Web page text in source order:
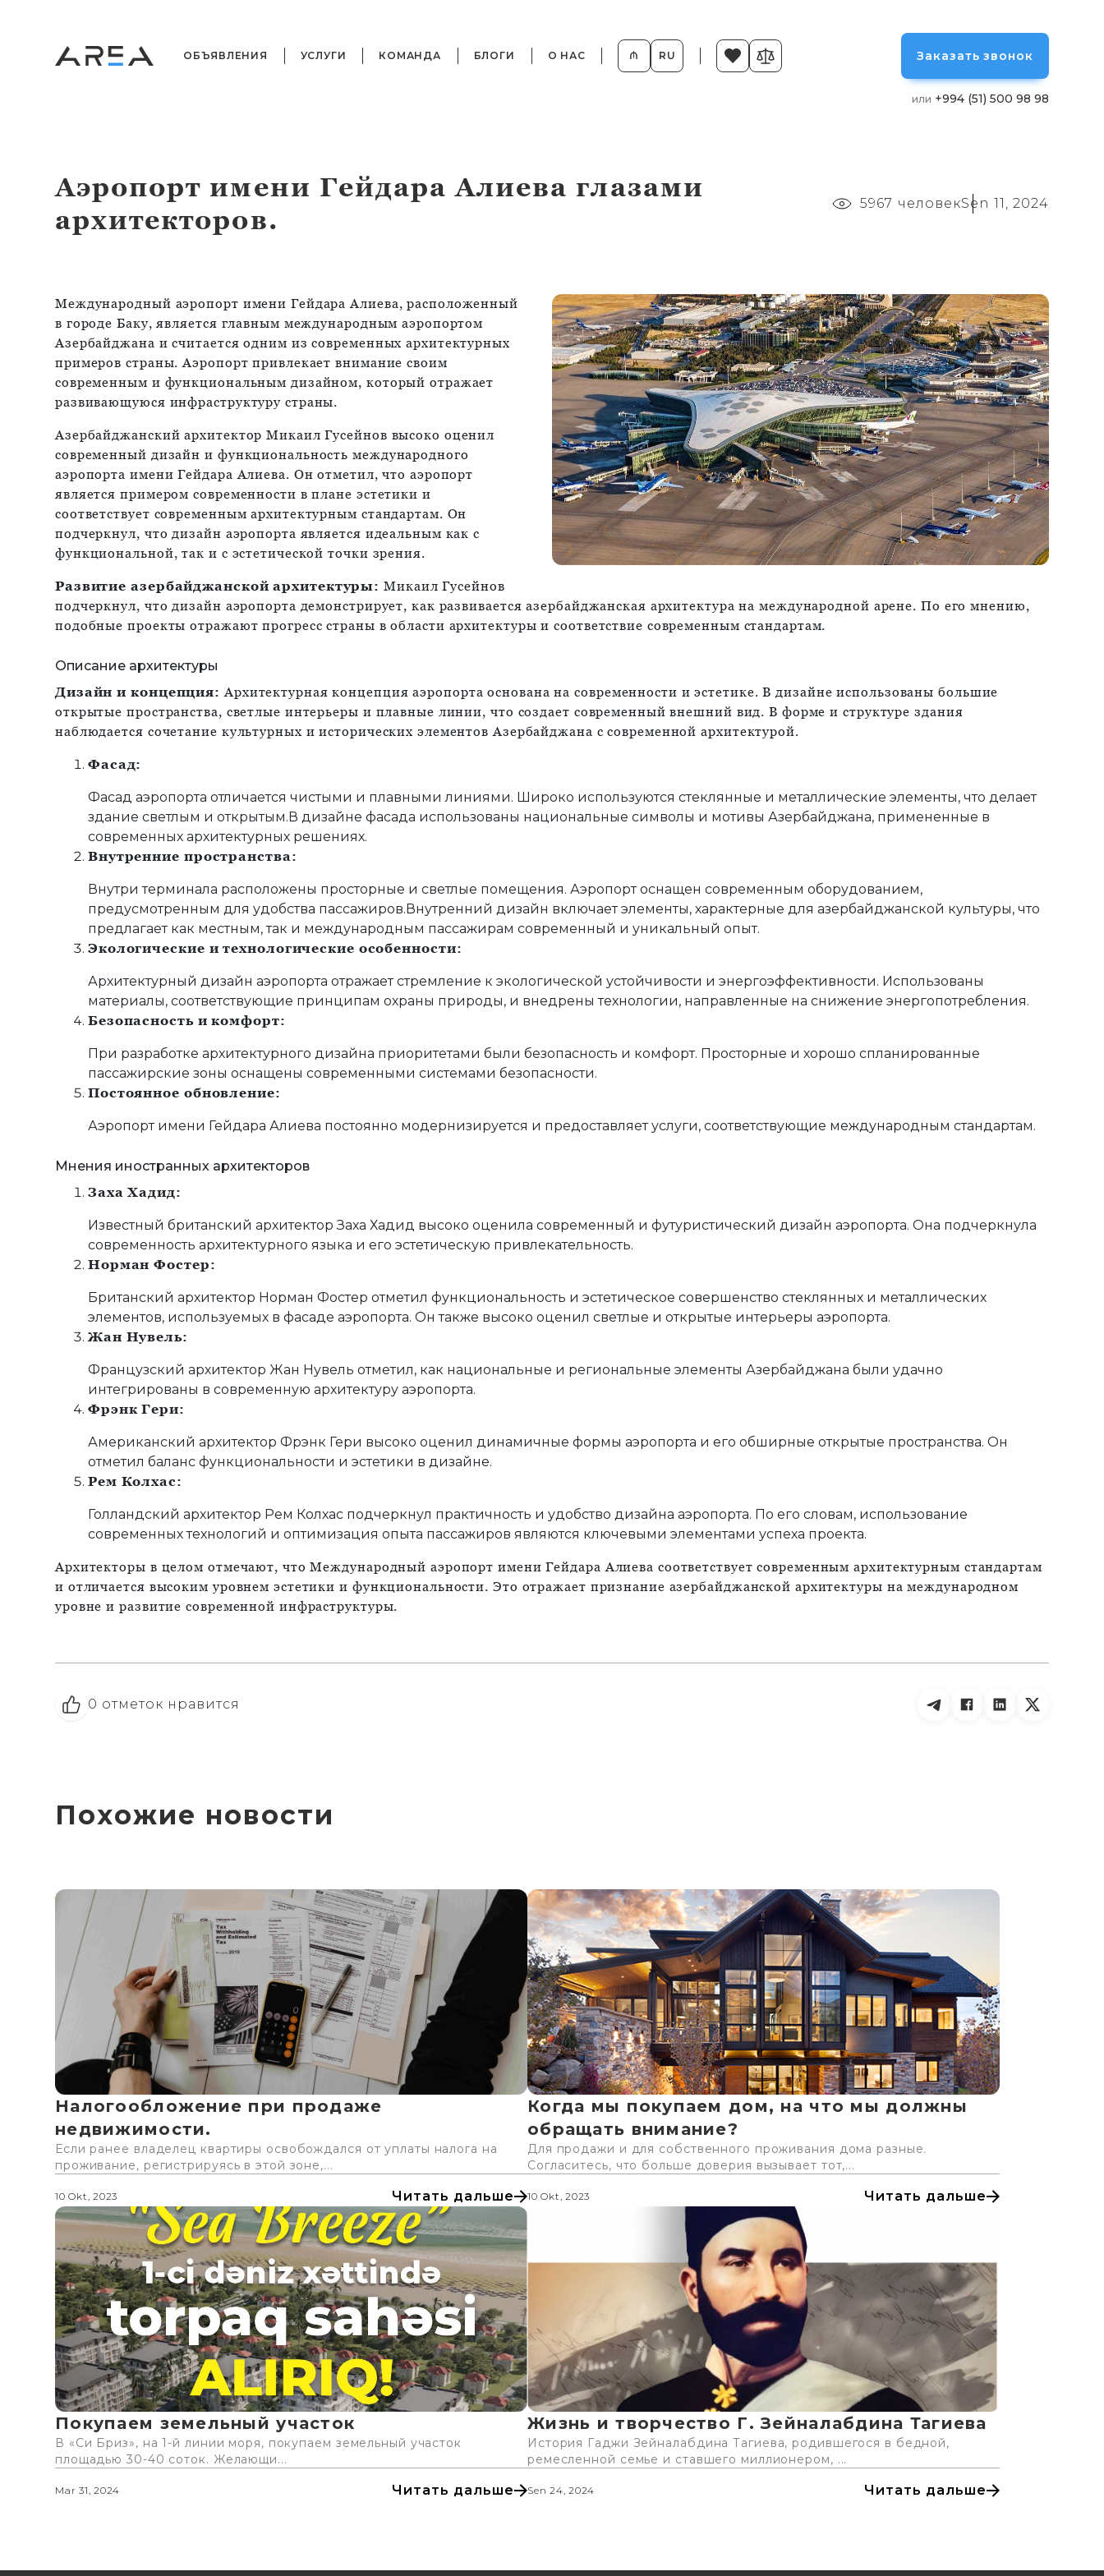
ОБЪЯВЛЕНИЯ УСЛУГИ КОМАНДА БЛОГИ О НАС ₼ RU Заказать звонок
или +994 (51) 500 98 98
Аэропорт имени Гейдара Алиева глазами
архитекторов.
5967 человекSen 11, 2024
Международный аэропорт имени Гейдара Алиева, расположенный
в городе Баку, является главным международным аэропортом
Азербайджана и считается одним из современных архитектурных
примеров страны. Аэропорт привлекает внимание своим
современным и функциональным дизайном, который отражает
развивающуюся инфраструктуру страны.
Азербайджанский архитектор Микаил Гусейнов высоко оценил
современный дизайн и функциональность международного
аэропорта имени Гейдара Алиева. Он отметил, что аэропорт
является примером современности в плане эстетики и
соответствует современным архитектурным стандартам. Он
подчеркнул, что дизайн аэропорта является идеальным как с
функциональной, так и с эстетической точки зрения.
Развитие азербайджанской архитектуры: Микаил Гусейнов
подчеркнул, что дизайн аэропорта демонстрирует, как развивается азербайджанская архитектура на международной арене. По его мнению,
подобные проекты отражают прогресс страны в области архитектуры и соответствие современным стандартам.
Описание архитектуры
Дизайн и концепция: Архитектурная концепция аэропорта основана на современности и эстетике. В дизайне использованы большие
открытые пространства, светлые интерьеры и плавные линии, что создает современный внешний вид. В форме и структуре здания
наблюдается сочетание культурных и исторических элементов Азербайджана с современной архитектурой.
Фасад:
Фасад аэропорта отличается чистыми и плавными линиями. Широко используются стеклянные и металлические элементы, что делает
здание светлым и открытым.В дизайне фасада использованы национальные символы и мотивы Азербайджана, примененные в
современных архитектурных решениях.
Внутренние пространства:
Внутри терминала расположены просторные и светлые помещения. Аэропорт оснащен современным оборудованием,
предусмотренным для удобства пассажиров.Внутренний дизайн включает элементы, характерные для азербайджанской культуры, что
предлагает как местным, так и международным пассажирам современный и уникальный опыт.
Экологические и технологические особенности:
Архитектурный дизайн аэропорта отражает стремление к экологической устойчивости и энергоэффективности. Использованы
материалы, соответствующие принципам охраны природы, и внедрены технологии, направленные на снижение энергопотребления.
Безопасность и комфорт:
При разработке архитектурного дизайна приоритетами были безопасность и комфорт. Просторные и хорошо спланированные
пассажирские зоны оснащены современными системами безопасности.
Постоянное обновление:
Аэропорт имени Гейдара Алиева постоянно модернизируется и предоставляет услуги, соответствующие международным стандартам.
Мнения иностранных архитекторов
Заха Хадид:
Известный британский архитектор Заха Хадид высоко оценила современный и футуристический дизайн аэропорта. Она подчеркнула
современность архитектурного языка и его эстетическую привлекательность.
Норман Фостер:
Британский архитектор Норман Фостер отметил функциональность и эстетическое совершенство стеклянных и металлических
элементов, используемых в фасаде аэропорта. Он также высоко оценил светлые и открытые интерьеры аэропорта.
Жан Нувель:
Французский архитектор Жан Нувель отметил, как национальные и региональные элементы Азербайджана были удачно
интегрированы в современную архитектуру аэропорта.
Фрэнк Гери:
Американский архитектор Фрэнк Гери высоко оценил динамичные формы аэропорта и его обширные открытые пространства. Он
отметил баланс функциональности и эстетики в дизайне.
Рем Колхас:
Голландский архитектор Рем Колхас подчеркнул практичность и удобство дизайна аэропорта. По его словам, использование
современных технологий и оптимизация опыта пассажиров являются ключевыми элементами успеха проекта.
Архитекторы в целом отмечают, что Международный аэропорт имени Гейдара Алиева соответствует современным архитектурным стандартам
и отличается высоким уровнем эстетики и функциональности. Это отражает признание азербайджанской архитектуры на международном
уровне и развитие современной инфраструктуры.
0 отметок нравится
Похожие новости
Налогообложение при продаже
недвижимости.
Если ранее владелец квартиры освобождался от уплаты налога на
проживание, регистрируясь в этой зоне,...
10 Okt, 2023 Читать дальше
Когда мы покупаем дом, на что мы должны
обращать внимание?
Для продажи и для собственного проживания дома разные.
Согласитесь, что больше доверия вызывает тот,...
10 Okt, 2023 Читать дальше
Покупаем земельный участок
В «Си Бриз», на 1-й линии моря, покупаем земельный участок
площадью 30-40 соток. Желающи...
Mar 31, 2024 Читать дальше
Жизнь и творчество Г. Зейналабдина Тагиева
История Гаджи Зейналабдина Тагиева, родившегося в бедной,
ремесленной семье и ставшего миллионером, ...
Sen 24, 2024 Читать дальше